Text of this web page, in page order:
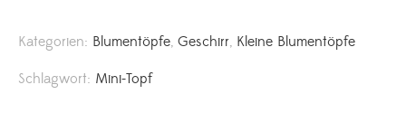
Kategorien: Blumentöpfe, Geschirr, Kleine Blumentöpfe
Schlagwort: Mini-Topf